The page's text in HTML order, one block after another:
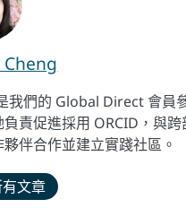
我們的 Global Direct 會員
責促進採用 ORCID，與跨
伴合作並建立實踐社區。
文章